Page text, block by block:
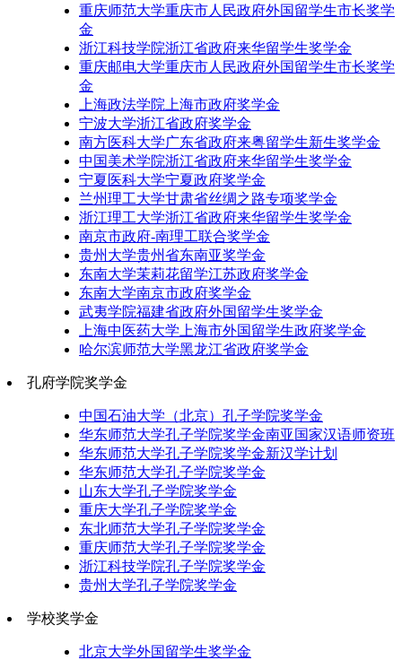
重庆师范大学重庆市人民政府外国留学生市长奖学
金
浙江科技学院浙江省政府来华留学生奖学金
重庆邮电大学重庆市人民政府外国留学生市长奖学
金
上海政法学院上海市政府奖学金
宁波大学浙江省政府奖学金
南方医科大学广东省政府来粤留学生新生奖学金
中国美术学院浙江省政府来华留学生奖学金
宁夏医科大学宁夏政府奖学金
兰州理工大学甘肃省丝绸之路专项奖学金
浙江理工大学浙江省政府来华留学生奖学金
南京市政府-南理工联合奖学金
贵州大学贵州省东南亚奖学金
东南大学茉莉花留学江苏政府奖学金
东南大学南京市政府奖学金
武夷学院福建省政府外国留学生奖学金
上海中医药大学上海市外国留学生政府奖学金
哈尔滨师范大学黑龙江省政府奖学金
孔府学院奖学金
中国石油大学（北京）孔子学院奖学金
华东师范大学孔子学院奖学金南亚国家汉语师资班
华东师范大学孔子学院奖学金新汉学计划
华东师范大学孔子学院奖学金
山东大学孔子学院奖学金
重庆大学孔子学院奖学金
东北师范大学孔子学院奖学金
重庆师范大学孔子学院奖学金
浙江科技学院孔子学院奖学金
贵州大学孔子学院奖学金
学校奖学金
北京大学外国留学生奖学金